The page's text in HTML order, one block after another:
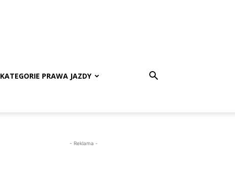
KATEGORIE PRAWA JAZDY
- Reklama -